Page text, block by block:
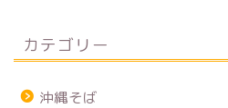
カテゴリー
沖縄そば